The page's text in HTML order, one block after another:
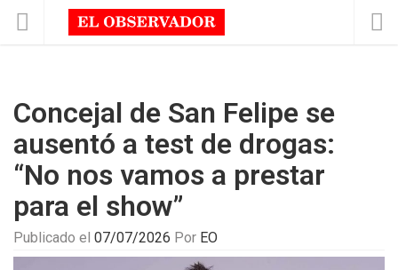
Concejal de San Felipe se
ausentó a test de drogas:
“No nos vamos a prestar
para el show”
Publicado el 07/07/2026 Por EO